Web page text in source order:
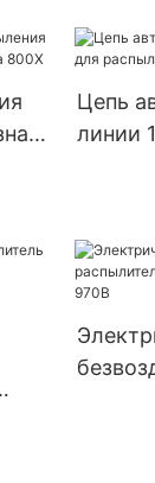
Цепь
линии